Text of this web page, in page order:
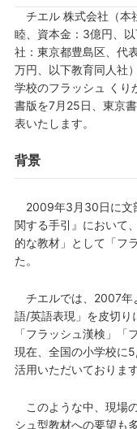
チエル 株式会社（本
睦、資本金：3億円、
社：東京都豊島区、
万円、以下教育同人社
学校のフラッシュ くり
書版を7月25日、東京
表いたします。
背景
2009年3月30日に文
関する手引』において
的な教材」として「フ
た。
チエルでは、2007年
語/英語表現」を皮切り
「フラッシュ漢検」「
現在、全国の小学校に
活用いただいております
このような中、現場
シュ型教材への要望も